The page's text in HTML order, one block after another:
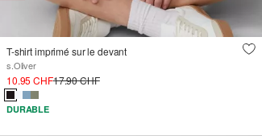
T-shirt imprimé sur le devant
s.Oliver
10.95 CHF17.90 CHF
DURABLE